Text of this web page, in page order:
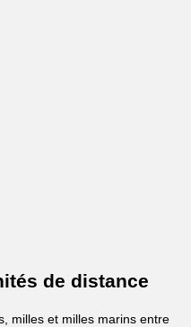
de distance
milles et milles marins entre